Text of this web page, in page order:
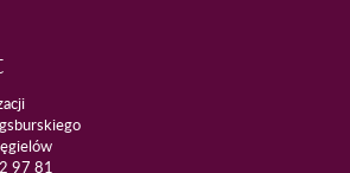
97 81